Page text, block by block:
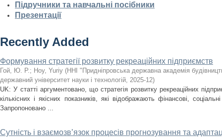
Підручники та навчальні посібники
Презентації
Recently Added
Формування стратегії розвитку рекреаційних підприємств
Гой, Ю. Р.; Hoy, Yuriy (ННІ "Придніпровська державна академія
державний університет науки і технологій, 2025-12)
UK: У статті аргументовано, що стратегія розвитку рекреаційних
кількісних і якісних показників, які відображають фінансові,
Запропоновано ...
Сутність і взаємозв’язок процесів прогнозування та